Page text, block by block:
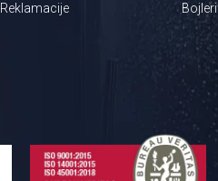
Reklamacije
Bojleri